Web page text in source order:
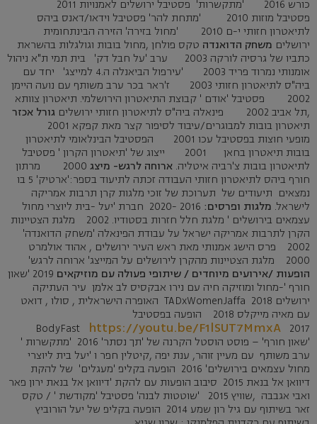
פסטיבל מוזות 2010 'מתחת להר' פסטיבל וידאו/דאנס ביהס
לתיאטרון חזותי י-ם 2010 'מחול בזירה' הזירה הבינתחומית
ירושלים משחק הדואנדה טקס פולחן ,מחול בובות וגולגלות בהשראת
כתביו של גרסיה לורקה 2003 ערב 'על חבל דק' בית תמי ת"א ניהול
אומנותי נמרוד פריד 2003 'עירפול הביאנלה ה.4 למייצג' יחד עם
ביה"ס לתיאטרון חזותי 2003 ז'ראר בכר ערב משותף עם נועה היימן
2002 פסטיבל 'אודם ' קבוצת התיאטרון הירושלמי. תיאטרון צוותא
,תל אביב 2002 פינאלה ביה"ס לתיאטרון חזותי ירושלים
גורל אכזר
מופעי חוצות בפסטיבל עכו 2001 הפסטיבל הבינלאומי לתיאטרון
בובות תיאטרון בחאן 2001 ייצוג של 'תיאטרון הקרון ' פסטיבל
לתיאטרון בובות צ'רביה איטליה. ארוחה לרגש- מיצג
2000 מרתון
חורף ביהס לתיאטרון חזותי העבודה זכתה לתיעוד בספר:'ארטיק' 5 בו
נמצאים תיעודים של תערוכת של זוכי מלגות קרן תרבות אמריקה
לישראל. מלגות ופרסים:
2016 -2020 חברת 'יעל -בית ליוצרי מחול
עצמאים בירושלים ' מלגת חלל חזרות בסטודיו. 2002 מלגת הצטיינות
הקרן לתרבות אמריקה ישראל על עבודת הפינאלה 'משחק הדואנדה'
2002 פרס הישג אמנותי מאת ראש העיר ירושלים , אהוד אולמרט
2000 מלגת הצטיינות מהקרן לירושלים על המייצג' ארוחה לרגש'
הופעות /אירועים מיוחדים / שיתופי פעולה עם מוזיקאים
2019 'שאון
חורף '-מחול ומוזיקה חיה עם נירו אבקסיס לב אלמן עיר העתיקה
ירושלים 2018 TADxWomenJaffa האופרה הישראלית , סולו , דואט
עם מאיה מייקלס 2018 הופעה בפסטיבל
BodyFast https://youtu.be/F1lSUT7MmxA
'שאון חורף' – פוסט הוסטל הקרנה של 'תך נסתר' 2016 'מתקשרות '
ערב משותף עם מעיין זוהר, ענת יפה ,קיטלין חפר ו 'יעל בית ליוצרי
מחול עצמאים בירושלים' 2016 הופעה בקליפ 'מעגלים' של להקת
דיוואן אל בנאת 2015 סיבוב הופעות עם להקת 'דיוואן אל בנאת ירון פאר
ואבי אגבבה ,שוויץ 2015 'שוטטות לבנה' פסטיבל 'מקודשת ' / טקס
זאר בשיתוף עם גיל רון שמע 2014 הופעה בקליפ של יעל הורוביץ